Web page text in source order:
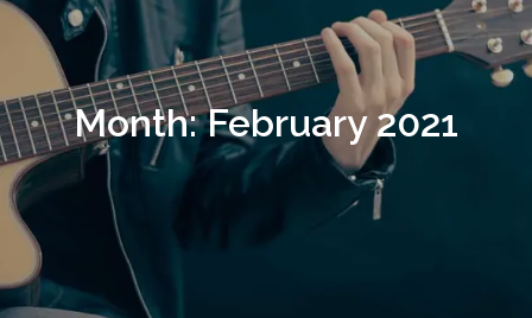
Month:February 2021